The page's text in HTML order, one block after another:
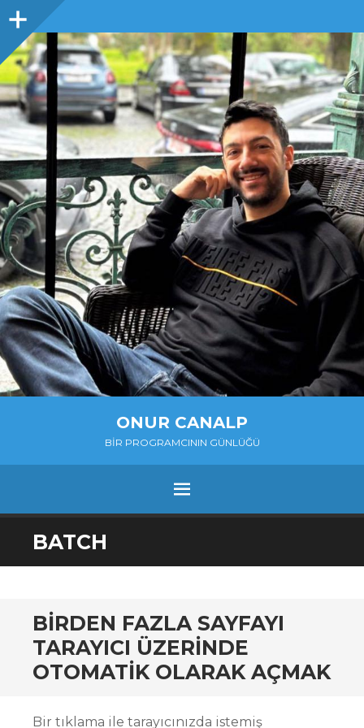
Sidebar
ONUR CANALP
BIR PROGRAMCININ GÜNLÜĞÜ
MENU
SKIP
TO
BATCH
BIRDEN FAZLA SAYFAYI
TARAYICI ÜZERINDE
OTOMATIK OLARAK AÇMAK
Bir tıklama ile tarayıcınızda istemiş